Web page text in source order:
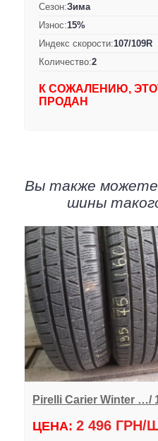
Сезон:Зима
Износ:15%
Индекс скорости:107/109R
Количество:2
К СОЖАЛЕНИЮ,
ПРОДАН
Вы также можете
шины
Pirelli Carier Winter …/
ЦЕНА: 2 496 ГРН/